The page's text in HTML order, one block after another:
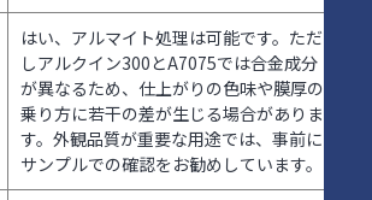
はい、アルマイト処理は可能です。ただ
しアルクイン300とA7075では合金成分
が異なるため、仕上がりの色味や膜厚の
乗り方に若干の差が生じる場合がありま
す。外観品質が重要な用途では、事前に
サンプルでの確認をお勧めしています。